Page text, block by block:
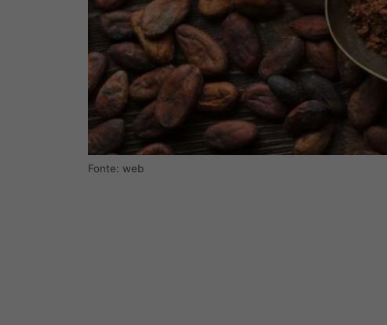
Fonte: web